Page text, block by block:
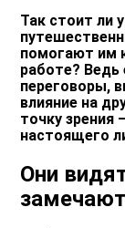
Так стоит ли
помогают им
работе? Ведь
переговоры,
влияние на
точку зрения
настоящего
Они